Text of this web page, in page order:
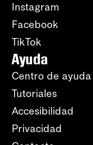
Instagram
Facebook
TikTok
Ayuda
Centro de ayuda
Tutoriales
Accesibilidad
Privacidad